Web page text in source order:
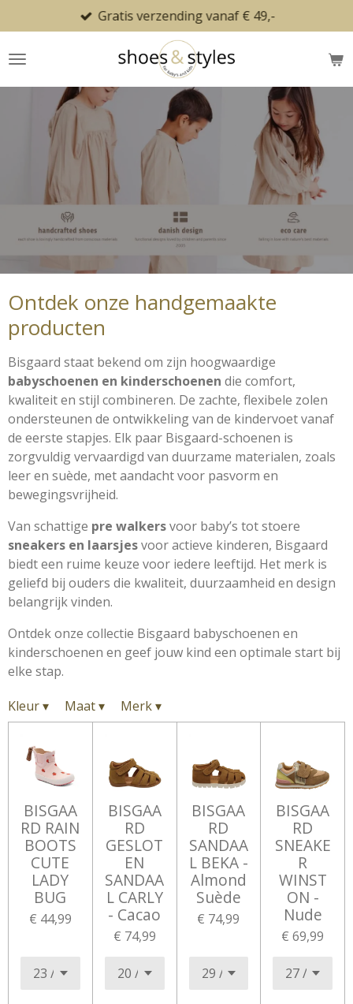
direct
naar
hoofdinhoud
Gratis verzending vanaf € 49,-
Ontdek onze handgemaakte
producten
Bisgaard staat bekend om zijn hoogwaardige
babyschoenen en kinderschoenen die comfort,
kwaliteit en stijl combineren. De zachte, flexibele zolen
ondersteunen de ontwikkeling van de kindervoet vanaf
de eerste stapjes. Elk paar Bisgaard-schoenen is
zorgvuldig vervaardigd van duurzame materialen, zoals
leer en suède, met aandacht voor pasvorm en
bewegingsvrijheid.
Van schattige pre walkersvoor baby’s tot stoere
sneakers en laarsjesvoor actieve kinderen, Bisgaard
biedt een ruime keuze voor iedere leeftijd. Het merk is
geliefd bij ouders die kwaliteit, duurzaamheid en design
belangrijk vinden.
Ontdek onze collectie Bisgaard babyschoenen en
kinderschoenen en geef jouw kind een optimale start bij
elke stap.
Kleur▾ Maat▾ Merk▾
BISGAA
RD RAIN
BOOTS
CUTE
LADY
BUG
€ 44,99
BISGAA
RD
GESLOT
EN
SANDAA
L CARLY
- Cacao
€ 74,99
BISGAA
RD
SANDAA
L BEKA -
Almond
Suède
€ 74,99
BISGAA
RD
SNEAKE
R
WINST
ON -
Nude
€ 69,99